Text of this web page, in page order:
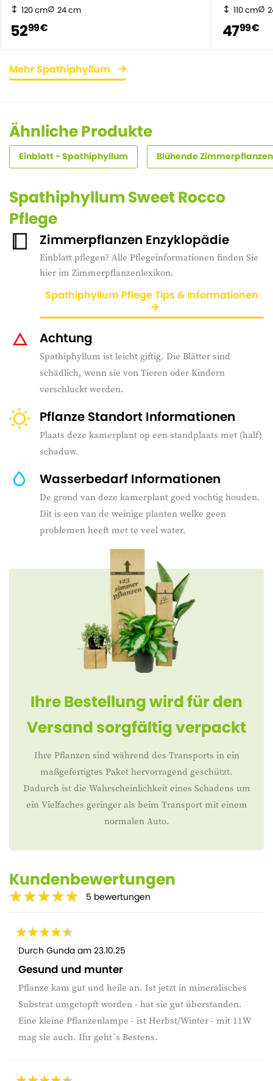
120 cm 24 cm
5299 €
110 cm
4799 €
Mehr Spathiphyllum
Ähnliche Produkte
Einblatt - Spathiphyllum Blühende Zimmerpflanzen
Spathiphyllum Sweet Rocco
Pflege
Zimmerpflanzen Enzyklopädie
Einblatt pflegen? Alle Pflegeinformationen finden Sie
hier im Zimmerpflanzenlexikon.
Spathiphyllum Pflege Tips & Informationen
Achtung
Spathiphyllum ist leicht giftig. Die Blätter sind
schädlich, wenn sie von Tieren oder Kindern
verschluckt werden.
Pflanze Standort Informationen
Plaats deze kamerplant op een standplaats met (half)
schaduw.
Wasserbedarf Informationen
De grond van deze kamerplant goed vochtig houden.
Dit is een van de weinige planten welke geen
problemen heeft met te veel water.
Ihre Bestellung wird für den
Versand sorgfältig verpackt
Ihre Pflanzen sind während des Transports in ein
maßgefertigtes Paket hervorragend geschützt.
Dadurch ist die Wahrscheinlichkeit eines Schadens um
ein Vielfaches geringer als beim Transport mit einem
normalen Auto.
Kundenbewertungen
5 bewertungen
Durch Gunda am 23.10.25
Gesund und munter
Pflanze kam gut und heile an. Ist jetzt in mineralisches
Substrat umgetopft worden - hat sie gut überstanden.
Eine kleine Pflanzenlampe - ist Herbst/Winter - mit 11W
mag sie auch. Ihr geht´s Bestens.